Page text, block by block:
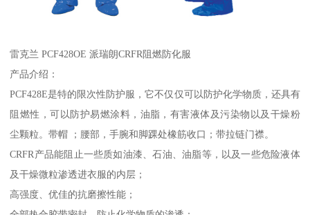
雷克兰 PCF428OE 派瑞朗CRFR阻燃防化服
产品介绍：
PCF428E是特的限次性防护服，它不仅仅可以防护化学物质，还具有
阻燃性，可以防护易燃涂料，油脂，有害液体及污染物以及干燥粉
尘颗粒。带帽 ；腰部，手腕和脚踝处橡筋收口；带拉链门襟。
CRFR产品能阻止一些质如油漆、石油、油脂等，以及一些危险液体
及干燥微粒渗透进衣服的内层；
高强度、优佳的抗磨擦性能；